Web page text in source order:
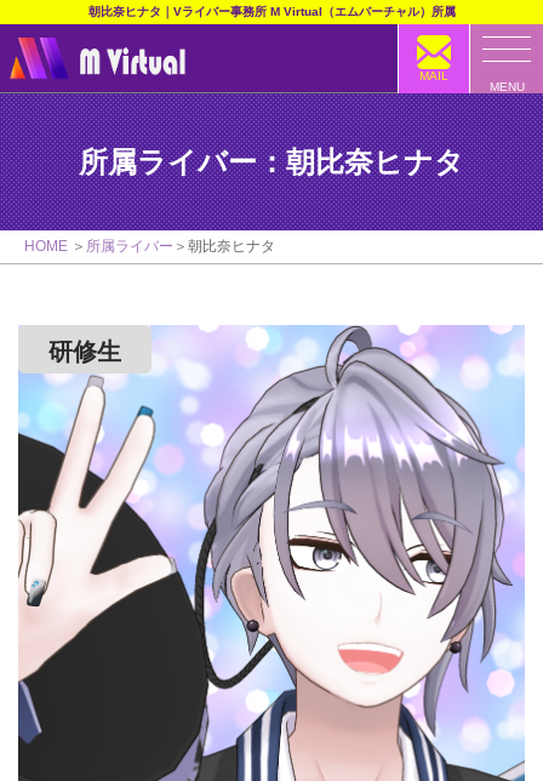
朝比奈ヒナタ｜Vライバー事務所 M Virtual（エムバーチャル）所属
MENU
MAIL
所属ライバー：朝比奈ヒナタ
HOME 所属ライバー 朝比奈ヒナタ
研修生